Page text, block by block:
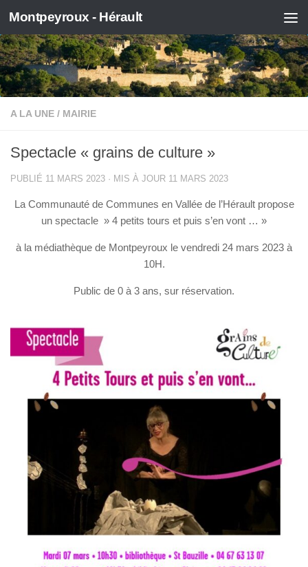
Skip to content
Montpeyroux - Hérault
A LA UNE / MAIRIE
Spectacle « grains de culture »
PUBLIÉ 11 MARS 2023 · MIS À JOUR 11 MARS 2023
La Communauté de Communes en Vallée de l’Hérault propose
un spectacle » 4 petits tours et puis s’en vont … »
à la médiathèque de Montpeyroux le vendredi 24 mars 2023 à
10H.
Public de 0 à 3 ans, sur réservation.